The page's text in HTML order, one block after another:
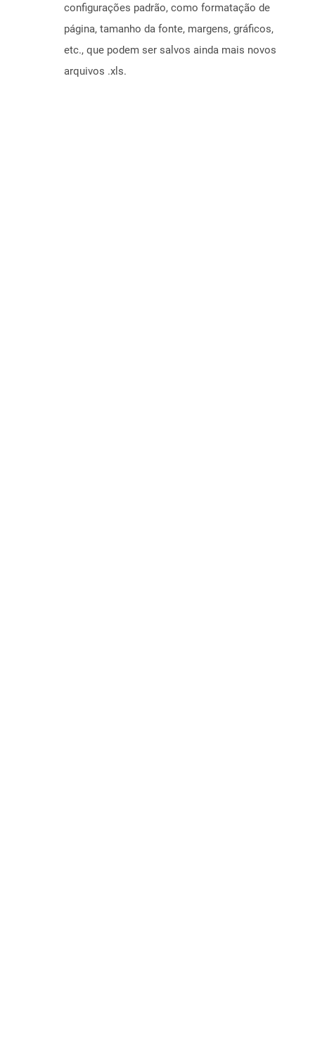
configurações padrão, como formatação de
página, tamanho da fonte, margens, gráficos,
etc., que podem ser salvos ainda mais novos
arquivos .xls.